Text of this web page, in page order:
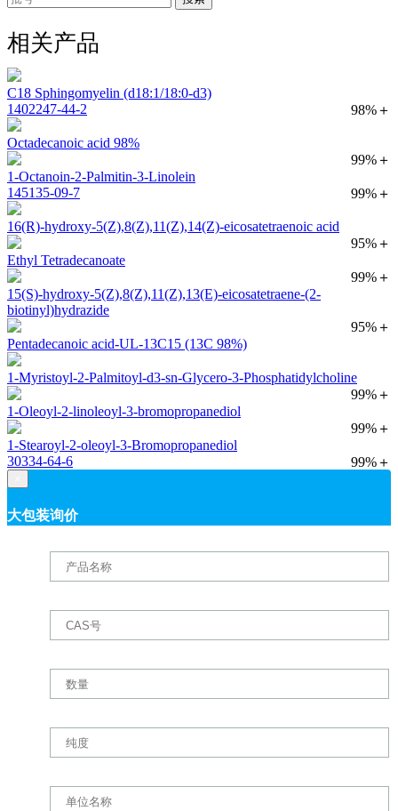
相关产品
C18 Sphingomyelin (d18:1/18:0-d3)
98%＋
1402247-44-2
Octadecanoic acid 98%
99%＋
1-Octanoin-2-Palmitin-3-Linolein
99%＋
145135-09-7
16(R)-hydroxy-5(Z),8(Z),11(Z),14(Z)-eicosatetraenoic acid
95%＋
Ethyl Tetradecanoate
99%＋
15(S)-hydroxy-5(Z),8(Z),11(Z),13(E)-eicosatetraene-(2-
biotinyl)hydrazide
95%＋
Pentadecanoic acid-UL-13C15 (13C 98%)
1-Myristoyl-2-Palmitoyl-d3-sn-Glycero-3-Phosphatidylcholine
99%＋
1-Oleoyl-2-linoleoyl-3-bromopropanediol
99%＋
1-Stearoyl-2-oleoyl-3-Bromopropanediol
99%＋
30334-64-6
大包装询价